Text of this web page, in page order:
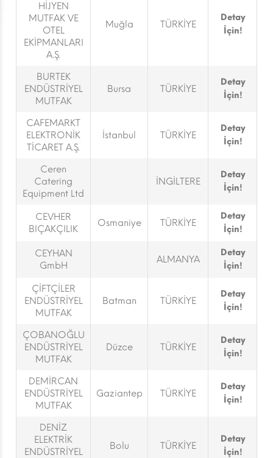
HİJYEN
MUTFAK VE
OTEL
EKİPMANLARI
A.Ş.
Muğla TÜRKİYE
Detay
İçin!
BURTEK
ENDÜSTRİYEL
MUTFAK
Bursa TÜRKİYE
Detay
İçin!
CAFEMARKT
ELEKTRONİK
TİCARET A.Ş.
İstanbul TÜRKİYE
Detay
İçin!
Ceren
Catering
Equipment Ltd
İNGİLTERE
Detay
İçin!
CEVHER
BIÇAKÇILIK
Osmaniye TÜRKİYE
Detay
İçin!
CEYHAN
GmbH
ALMANYA
Detay
İçin!
ÇİFTÇİLER
ENDÜSTRİYEL
MUTFAK
Batman TÜRKİYE
Detay
İçin!
ÇOBANOĞLU
ENDÜSTRİYEL
MUTFAK
Düzce TÜRKİYE
Detay
İçin!
DEMİRCAN
ENDÜSTRİYEL
MUTFAK
Gaziantep TÜRKİYE
Detay
İçin!
DENİZ
ELEKTRİK
ENDÜSTRİYEL
Bolu TÜRKİYE
Detay
İçin!